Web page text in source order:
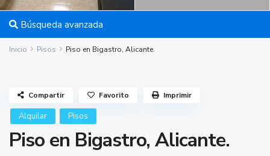
Búsqueda avanzada
Inicio Pisos Piso en Bigastro, Alicante.
Alquilar Pisos
Piso en Bigastro, Alicante.
Compartir Favorito Imprimir